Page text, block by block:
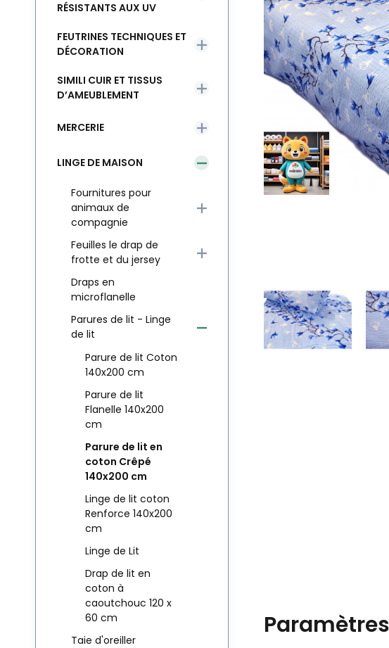
Paramètres
RÉSISTANTS AUX UV
FEUTRINES TECHNIQUES ET
DÉCORATION
SIMILI CUIR ET TISSUS
D’AMEUBLEMENT
MERCERIE
LINGE DE MAISON
Fournitures pour
animaux de
compagnie
Feuilles le drap de
frotte et du jersey
Draps en
microflanelle
Parures de lit - Linge
de lit
Parure de lit Coton
140x200 cm
Parure de lit
Flanelle 140x200
cm
Parure de lit en
coton Crêpé
140x200 cm
Linge de lit coton
Renforce 140x200
cm
Linge de Lit
Drap de lit en
coton à
caoutchouc 120 x
60 cm
Taie d'oreiller